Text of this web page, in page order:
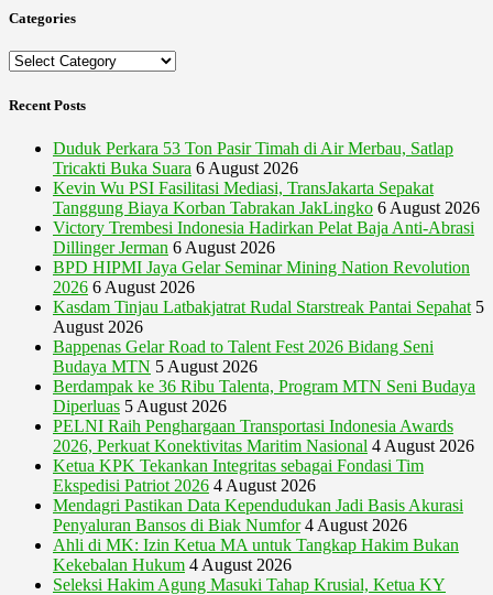
Categories
Categories
Recent Posts
Duduk Perkara 53 Ton Pasir Timah di Air Merbau, Satlap
Tricakti Buka Suara 6 August 2026
Kevin Wu PSI Fasilitasi Mediasi, TransJakarta Sepakat
Tanggung Biaya Korban Tabrakan JakLingko 6 August 2026
Victory Trembesi Indonesia Hadirkan Pelat Baja Anti-Abrasi
Dillinger Jerman 6 August 2026
BPD HIPMI Jaya Gelar Seminar Mining Nation Revolution
2026 6 August 2026
Kasdam Tinjau Latbakjatrat Rudal Starstreak Pantai Sepahat 5
August 2026
Bappenas Gelar Road to Talent Fest 2026 Bidang Seni
Budaya MTN 5 August 2026
Berdampak ke 36 Ribu Talenta, Program MTN Seni Budaya
Diperluas 5 August 2026
PELNI Raih Penghargaan Transportasi Indonesia Awards
2026, Perkuat Konektivitas Maritim Nasional 4 August 2026
Ketua KPK Tekankan Integritas sebagai Fondasi Tim
Ekspedisi Patriot 2026 4 August 2026
Mendagri Pastikan Data Kependudukan Jadi Basis Akurasi
Penyaluran Bansos di Biak Numfor 4 August 2026
Ahli di MK: Izin Ketua MA untuk Tangkap Hakim Bukan
Kekebalan Hukum 4 August 2026
Seleksi Hakim Agung Masuki Tahap Krusial, Ketua KY